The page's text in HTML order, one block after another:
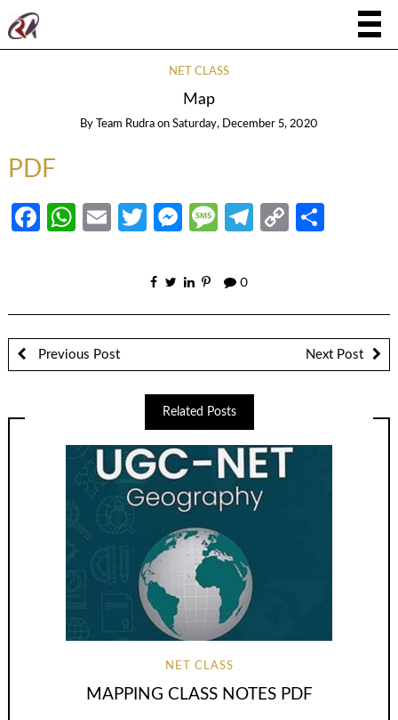
NET CLASS
Map
By Team Rudra on Saturday, December 5, 2020
PDF
Facebook
WhatsApp
EmailTwitter
Messenger
Message
Telegram
Copy
0
Previous Post Next Post
Related Posts
NET CLASS
MAPPING CLASS NOTES PDF